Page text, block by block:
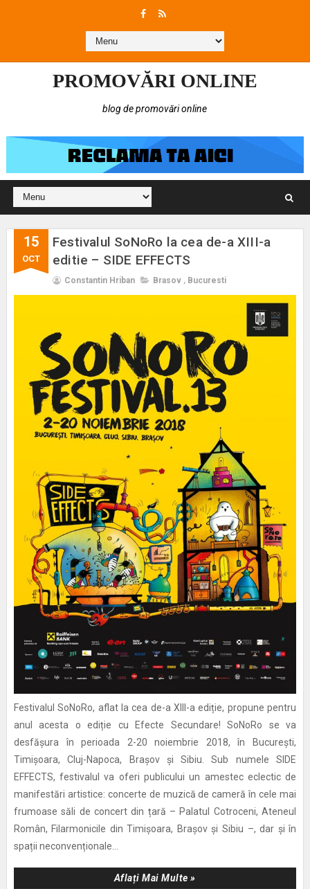
PROMOVĂRI ONLINE
blog de promovări online
15
OCT
Festivalul SoNoRo la cea de-a XIII-a
editie – SIDE EFFECTS
Constantin Hriban Brasov , Bucuresti
Festivalul SoNoRo, aflat la cea de-a XIII-a ediție, propune pentru
anul acesta o ediție cu Efecte Secundare! SoNoRo se va
desfășura în perioada 2-20 noiembrie 2018, în București,
Timișoara, Cluj-Napoca, Brașov și Sibiu. Sub numele SIDE
EFFECTS, festivalul va oferi publicului un amestec eclectic de
manifestări artistice: concerte de muzică de cameră în cele mai
frumoase săli de concert din țară – Palatul Cotroceni, Ateneul
Român, Filarmonicile din Timișoara, Brașov și Sibiu –, dar și în
spații neconvenționale...
Aflați Mai Multe »